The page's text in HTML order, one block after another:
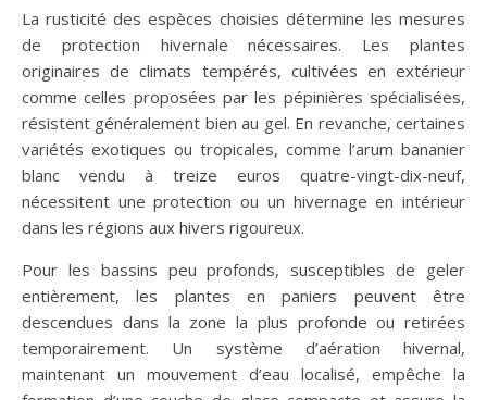
La rusticité des espèces choisies détermine les mesures
de protection hivernale nécessaires. Les plantes
originaires de climats tempérés, cultivées en extérieur
comme celles proposées par les pépinières spécialisées,
résistent généralement bien au gel. En revanche, certaines
variétés exotiques ou tropicales, comme l’arum bananier
blanc vendu à treize euros quatre-vingt-dix-neuf,
nécessitent une protection ou un hivernage en intérieur
dans les régions aux hivers rigoureux.
Pour les bassins peu profonds, susceptibles de geler
entièrement, les plantes en paniers peuvent être
descendues dans la zone la plus profonde ou retirées
temporairement. Un système d’aération hivernal,
maintenant un mouvement d’eau localisé, empêche la